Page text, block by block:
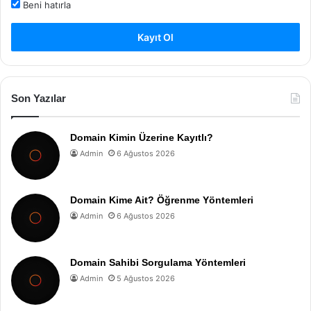
Beni hatırla
Kayıt Ol
Son Yazılar
Domain Kimin Üzerine Kayıtlı?
Admin 6 Ağustos 2026
Domain Kime Ait? Öğrenme Yöntemleri
Admin 6 Ağustos 2026
Domain Sahibi Sorgulama Yöntemleri
Admin 5 Ağustos 2026